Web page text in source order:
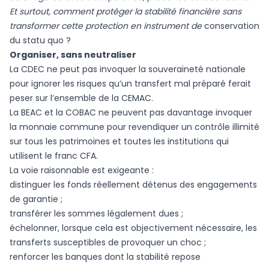
Et surtout, comment protéger la stabilité financière sans
transformer cette protection en instrument deconservation
du statu quo ?
Organiser, sans neutraliser
La CDEC ne peut pas invoquer la souveraineté nationale
pour ignorer les risques qu’un transfert mal préparé ferait
peser sur l’ensemble de la CEMAC.
La BEAC et la COBAC ne peuvent pas davantage invoquer
la monnaie commune pour revendiquer un contrôle illimité
sur tous les patrimoines et toutes les institutions qui
utilisent le franc CFA.
La voie raisonnable est exigeante :
distinguer les fonds réellement détenus des engagements
de garantie ;
transférer les sommes légalement dues ;
échelonner, lorsque cela est objectivement nécessaire, les
transferts susceptibles de provoquer un choc ;
renforcer les banques dont la stabilité repose